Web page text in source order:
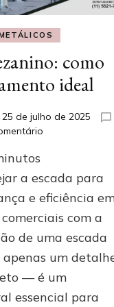
como
ideal
25 de julho de 2025
mezanino:
fazer
o
planejamento
ideal
a escada para
e eficiência
com a
de uma escada
um
— é um
essencial para